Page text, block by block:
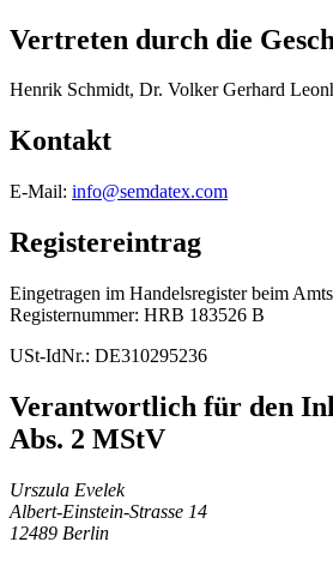
Vertreten durch die
Henrik Schmidt, Dr. Volker Gerhard
Kontakt
E-Mail: info@semdatex.com
Registereintrag
Eingetragen im Handelsregister beim
Registernummer: HRB 183526 B
USt-IdNr.: DE310295236
Verantwortlich für den
Abs. 2 MStV
Urszula Evelek
Albert-Einstein-Strasse 14
12489 Berlin